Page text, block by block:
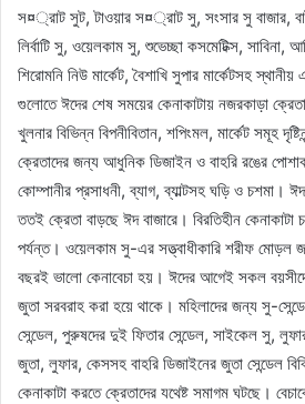
স¤্রাট সুট, টাওয়ার স¤্রাট সু, সংসার সু বাজার, বাটা
লির্বাটি সু, ওয়েলকাম সু, শুভেচ্ছা কসমেটিক্স, সাবিনা,
শিরোমনি নিউ মার্কেট, বৈশাখি সুপার মার্কেটসহ
গুলোতে ঈদের শেষ সময়ের কেনাকাটায় নজরকাড়া
খুলনার বিভিন্ন বিপনীবিতান, শপিংমল, মার্কেট সমূহ
ক্রেতাদের জন্য আধুনিক ডিজাইন ও বাহরি রঙের
কোম্পানীর প্রসাধনী, ব্যাগ, ব্যাল্টসহ ঘড়ি ও চশমা।
ততই ক্রেতা বাড়ছে ঈদ বাজারে। বিরতিহীন কেনাকাটা
পর্যন্ত। ওয়েলকাম সু-এর সত্ত্বাধীকারি শরীফ মোড়ল
বছরই ভালো কেনাবেচা হয়। ঈদের আগেই সকল
জুতা সরবরাহ করা হয়ে থাকে। মহিলাদের জন্য সু-
সেন্ডেল, পুরুষদের দুই ফিতার সেন্ডেল, সাইকেল সু, লুফার
জুতা, লুফার, কেসসহ বাহরি ডিজাইনের জুতা সেন্ডেল
কেনাকাটা করতে ক্রেতাদের যথেষ্ট সমাগম ঘটছে।